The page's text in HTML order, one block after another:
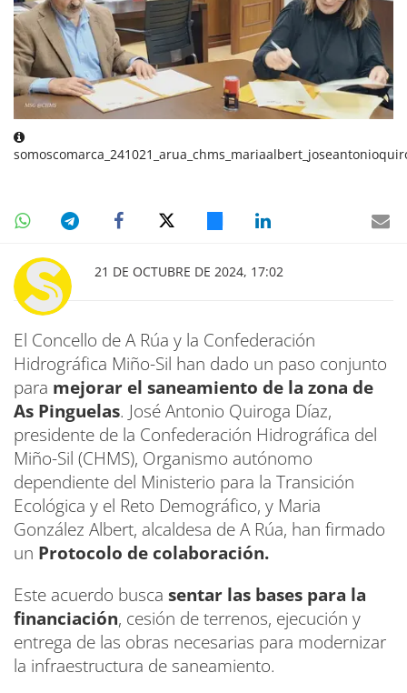
21 DE OCTUBRE DE 2024, 17:02
El Concello de A Rúa y la Confederación
Hidrográfica Miño-Sil han dado un paso conjunto
para mejorar el saneamiento de la zona de
As Pinguelas. José Antonio Quiroga Díaz,
presidente de la Confederación Hidrográfica del
Miño-Sil (CHMS), Organismo autónomo
dependiente del Ministerio para la Transición
Ecológica y el Reto Demográfico, y Maria
González Albert, alcaldesa de A Rúa, han firmado
un Protocolo de colaboración.
Este acuerdo busca sentar las bases para la
financiación, cesión de terrenos, ejecución y
entrega de las obras necesarias para modernizar
la infraestructura de saneamiento.